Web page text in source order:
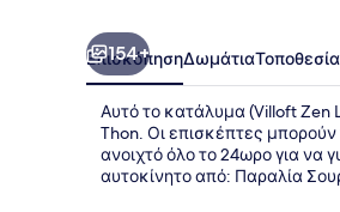
154+
ΕπισκόπησηΔωμάτιαΤοποθεσία
Αυτό το κατάλυμα (Villoft Zen
Thon. Οι επισκέπτες μπορούν
ανοιχτό όλο το 24ωρο για να
αυτοκίνητο από: Παραλία